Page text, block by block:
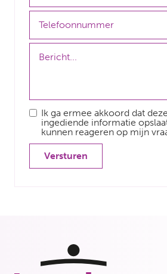
Ik ga ermee akkoord dat
ingediende informatie
kunnen reageren op mijn
Versturen